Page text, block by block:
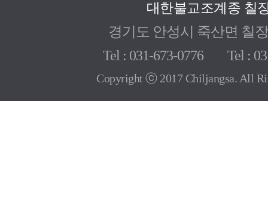
대한불교조계종 칠
경기도 안성시 죽산면 칠
Tel : 031-673-0776 Tel :
Copyright ⓒ 2017 Chiljangsa. All